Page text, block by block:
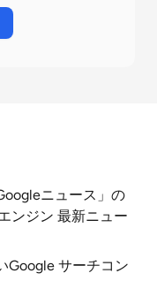
ニュース」の
ンジン 最新ニュー
Google サーチコン